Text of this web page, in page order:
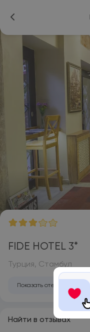
FIDE HOTEL 3*
Турция, Стамбул
Показать отель на карте
Найти в отзывах